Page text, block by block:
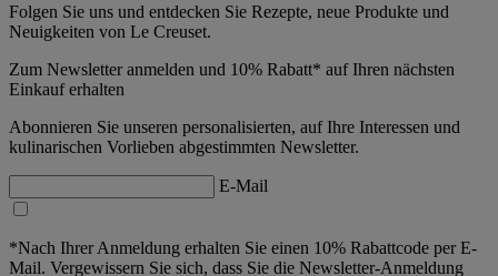
Folgen Sie uns und entdecken Sie Rezepte, neue Produkte und
Neuigkeiten von Le Creuset.
Zum Newsletter anmelden und 10% Rabatt* auf Ihren nächsten
Einkauf erhalten
Abonnieren Sie unseren personalisierten, auf Ihre Interessen und
kulinarischen Vorlieben abgestimmten Newsletter.
E-Mail
*Nach Ihrer Anmeldung erhalten Sie einen 10% Rabattcode per E-
Mail. Vergewissern Sie sich, dass Sie die Newsletter-Anmeldung